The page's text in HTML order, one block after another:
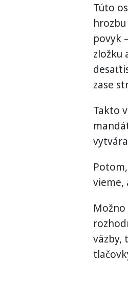
Túto
povyk
zložku
zase
Takto
vieme,
väzby,